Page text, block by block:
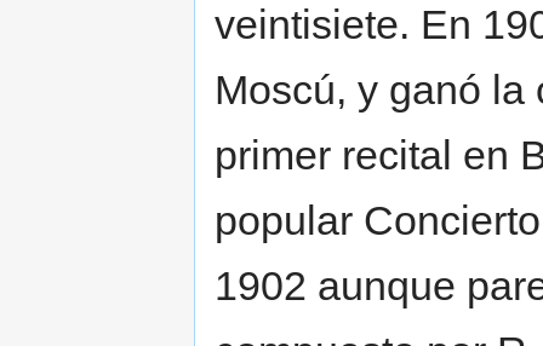
veintisiete. En
Moscú, y ganó la
primer recital en
popular
1902 aunque